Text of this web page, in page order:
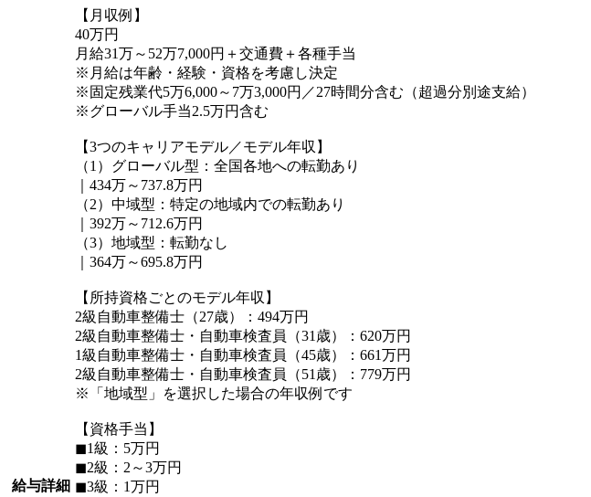
給与詳細
【月収例】
40万円
月給31万～52万7,000円＋交通費＋各種手当
※月給は年齢・経験・資格を考慮し決定
※固定残業代5万6,000～7万3,000円／27時間分含む（超過分別途支給）
※グローバル手当2.5万円含む
【3つのキャリアモデル／モデル年収】
（1）グローバル型：全国各地への転勤あり
｜434万～737.8万円
（2）中域型：特定の地域内での転勤あり
｜392万～712.6万円
（3）地域型：転勤なし
｜364万～695.8万円
【所持資格ごとのモデル年収】
2級自動車整備士（27歳）：494万円
2級自動車整備士・自動車検査員（31歳）：620万円
1級自動車整備士・自動車検査員（45歳）：661万円
2級自動車整備士・自動車検査員（51歳）：779万円
※「地域型」を選択した場合の年収例です
【資格手当】
◼︎1級：5万円
◼︎2級：2～3万円
◼︎3級：1万円